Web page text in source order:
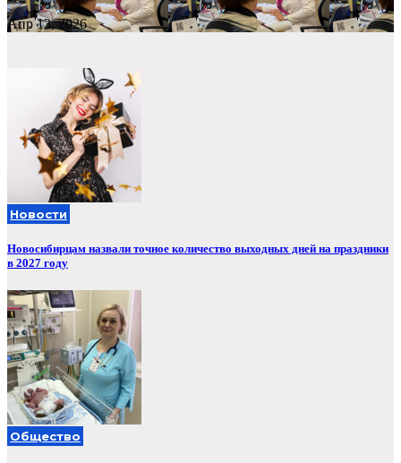
Апр 13, 2026
Новости
Новосибирцам назвали точное количество выходных дней на праздники
в 2027 году
Общество